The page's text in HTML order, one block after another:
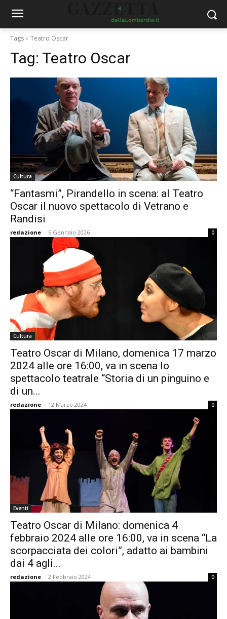
Tags Teatro Oscar
Tag: Teatro Oscar
Cultura
“Fantasmi”, Pirandello in scena: al Teatro
Oscar il nuovo spettacolo di Vetrano e
Randisi
redazione - 5 Gennaio 2026 0
Cultura
Teatro Oscar di Milano, domenica 17 marzo
2024 alle ore 16:00, va in scena lo
spettacolo teatrale “Storia di un pinguino e
di un...
redazione - 12 Marzo 2024 0
Eventi
Teatro Oscar di Milano: domenica 4
febbraio 2024 alle ore 16:00, va in scena “La
scorpacciata dei colori”, adatto ai bambini
dai 4 agli...
redazione - 2 Febbraio 2024 0